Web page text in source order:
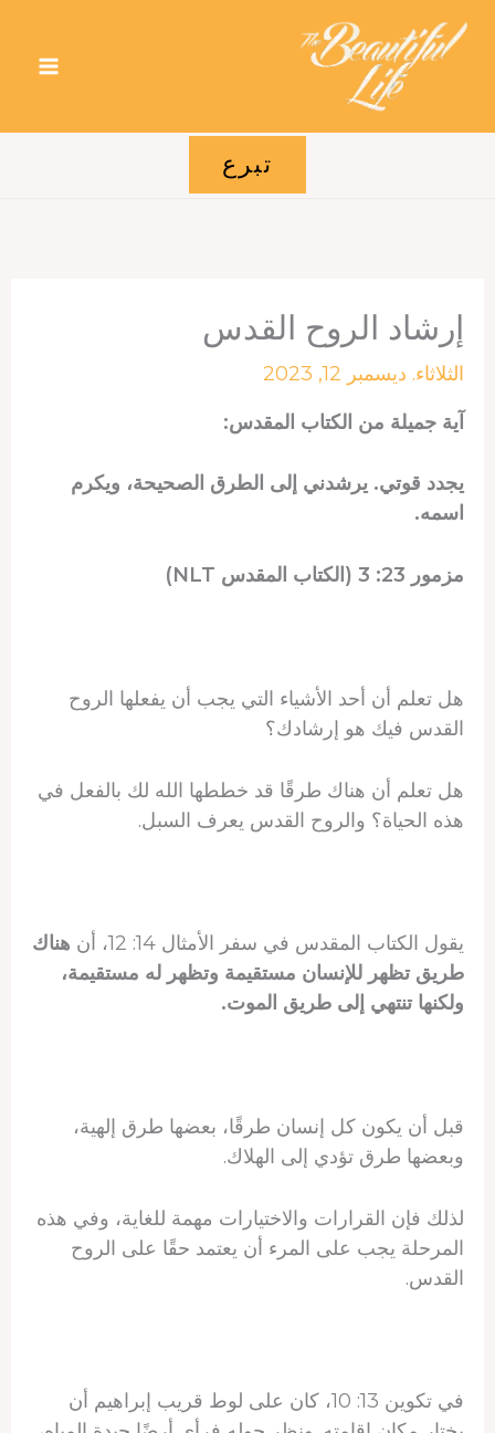
تبرع
إرشاد الروح القدس
الثلاثاء. ديسمبر 12, 2023
آية جميلة من الكتاب المقدس:
يجدد قوتي. يرشدني إلى الطرق الصحيحة، ويكرم
اسمه.
مزمور 23: 3 (الكتاب المقدس NLT)
هل تعلم أن أحد الأشياء التي يجب أن يفعلها الروح
القدس فيك هو إرشادك؟
هل تعلم أن هناك طرقًا قد خططها الله لك بالفعل في
هذه الحياة؟ والروح القدس يعرف السبل.
يقول الكتاب المقدس في سفر الأمثال 14: 12، أن
هناك
طريق تظهر للإنسان مستقيمة وتظهر له مستقيمة،
ولكنها تنتهي إلى طريق الموت.
قبل أن يكون كل إنسان طرقًا، بعضها طرق إلهية،
وبعضها طرق تؤدي إلى الهلاك.
لذلك فإن القرارات والاختيارات مهمة للغاية، وفي هذه
المرحلة يجب على المرء أن يعتمد حقًا على الروح
القدس.
في تكوين 13: 10، كان على لوط قريب إبراهيم أن